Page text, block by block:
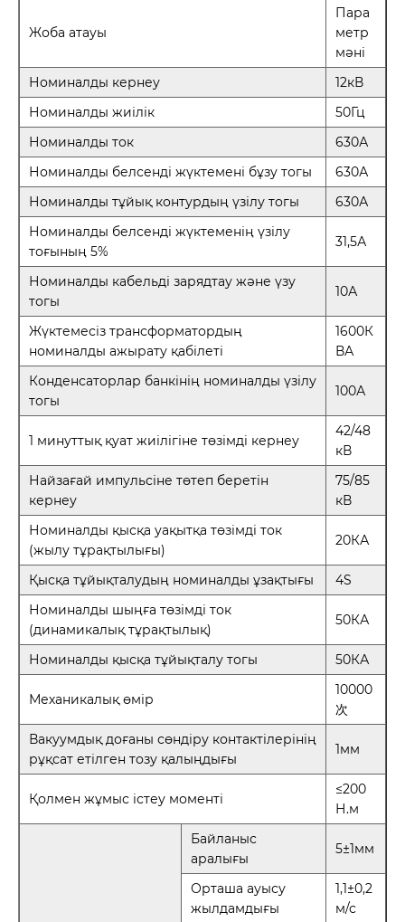
Жоба атауы
Пара
метр
мәні
Номиналды кернеу
12кВ
Номиналды жиілік
50Гц
Номиналды ток
630А
Номиналды белсенді жүктемені бұзу тогы
630А
Номиналды тұйық контурдың үзілу тогы
630А
Номиналды белсенді жүктеменің үзілу
тоғының 5%
31,5А
Номиналды кабельді зарядтау және үзу
тогы
10А
Жүктемесіз трансформатордың
номиналды ажырату қабілеті
1600К
ВА
Конденсаторлар банкінің номиналды үзілу
тогы
100А
1 минуттық қуат жиілігіне төзімді кернеу
42/48
кВ
Найзағай импульсіне төтеп беретін
кернеу
75/85
кВ
Номиналды қысқа уақытқа төзімді ток
(жылу тұрақтылығы)
20КА
Қысқа тұйықталудың номиналды ұзақтығы
4S
Номиналды шыңға төзімді ток
(динамикалық тұрақтылық)
50КА
Номиналды қысқа тұйықталу тогы 50КА
Механикалық өмір
10000
次
Вакуумдық доғаны сөндіру контактілерінің
рұқсат етілген тозу қалыңдығы
1мм
Қолмен жұмыс істеу моменті
≤200
Н.м
Байланыс
аралығы
5±1мм
Орташа ауысу
жылдамдығы
1,1±0,2
м/с